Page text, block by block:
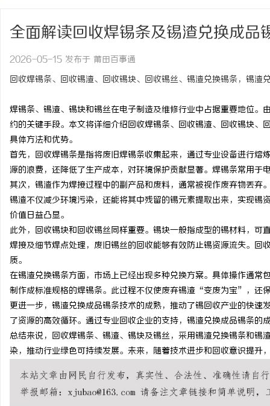
全面解读回收焊锡条及锡渣兑换成品
2026-05-15 发布于 莆田百事通
回收焊锡条、回收锡渣、回收锡块、回收锡丝、锡渣兑换锡条，锡渣
焊锡条、锡渣、锡块和锡丝在电子制造及维修行业中占据重要地位
约的关键手段。本文将详细介绍回收焊锡条、回收锡渣、回收锡块
具体方法和优势。
首先，回收焊锡条是指将废旧焊锡条收集起来，通过专业设备进行
源的浪费，还降低了生产成本，对环境保护贡献显著。焊锡条常用
其次，锡渣作为焊接过程中的副产品和废料，通常被视作废弃物丢
锡渣不仅减少环境污染，还能将其中残留的锡元素提取出来，实现
价值日益凸显。
此外，回收锡块和回收锡丝同样重要。锡块一般指成型的锡材料，
焊接及细节焊点处理，废旧锡丝的回收能够有效防止锡资源流失。
质。
在锡渣兑换锡条方面，市场上已经出现多种兑换方案。具体操作通
制作成标准规格的焊锡条。此过程不仅使废弃锡渣“变废为宝”，还
更进一步，锡渣兑换成品锡条技术的成熟，推动了锡回收产业的快
了资源的高效循环。通过专业回收企业的支持，锡渣兑换成品锡条的
总结来说，回收焊锡条、锡渣、锡块及锡丝，采用锡渣兑换锡条和
染，推动行业绿色可持续发展。未来，随着技术进步和回收意识提升
全面解析八哥电影网：
源宝库